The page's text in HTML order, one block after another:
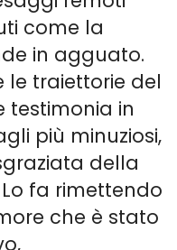
come la
in agguato.
le traiettorie del
testimonia in
più minuziosi,
della
fa rimettendo
che è stato